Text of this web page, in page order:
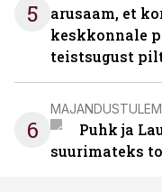
5
arusaam, et
keskkonnale
teistsugust
6
Puhk ja
suurimateks